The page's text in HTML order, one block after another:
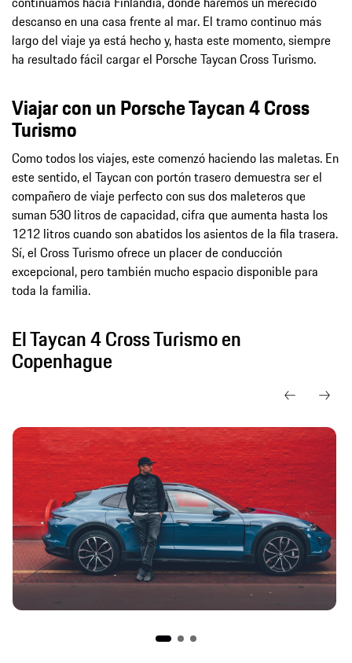
descanso en una casa frente al mar. El tramo continuo más
largo del viaje ya está hecho y, hasta este momento, siempre
ha resultado fácil cargar el Porsche Taycan Cross Turismo.
Viajar con un Porsche Taycan 4 Cross
Turismo
Como todos los viajes, este comenzó haciendo las maletas. En
este sentido, el Taycan con portón trasero demuestra ser el
compañero de viaje perfecto con sus dos maleteros que
suman 530 litros de capacidad, cifra que aumenta hasta los
1212 litros cuando son abatidos los asientos de la fila trasera.
Sí, el Cross Turismo ofrece un placer de conducción
excepcional, pero también mucho espacio disponible para
toda la familia.
El Taycan 4 Cross Turismo en
Copenhague